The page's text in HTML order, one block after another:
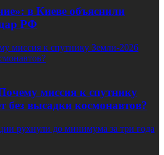
в Киеве объяснили
РФ
миссия к спутнику Земли-2026
миссия к спутнику
без высадки космонавтов?
рухнули до минимума за три года